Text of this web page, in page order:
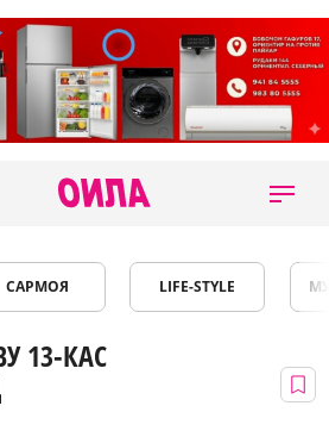
САРМОЯ LIFE-STYLE
13-КАС